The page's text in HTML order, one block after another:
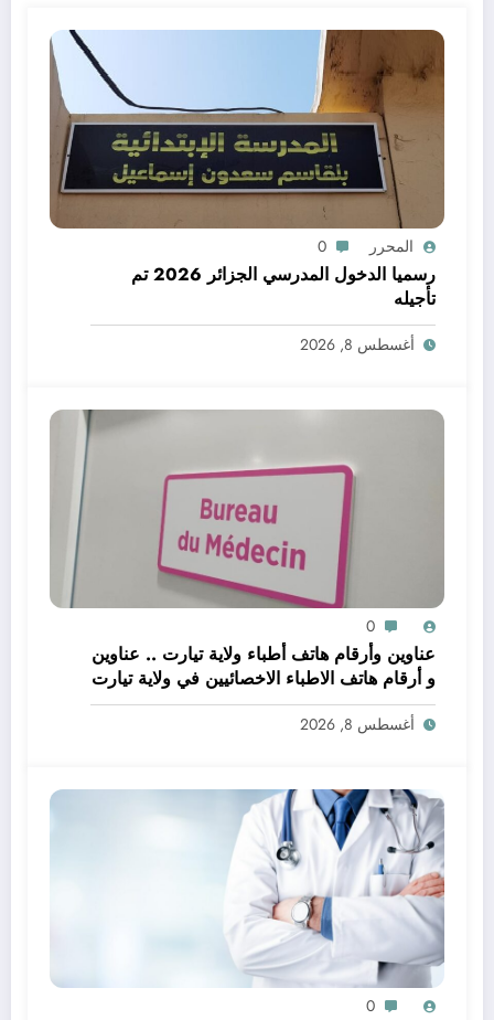
المحرر 0
رسميا الدخول المدرسي الجزائر 2026 تم
تأجيله
أغسطس 8, 2026
0
عناوين وأرقام هاتف أطباء ولاية تيارت .. عناوين
و أرقام هاتف الاطباء الاخصائيين في ولاية تيارت
أغسطس 8, 2026
0